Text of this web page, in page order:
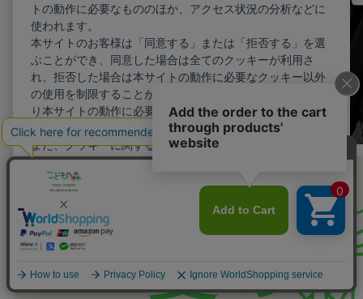
トの動作に必要なもののほか、アクセス状況の分析などに
使われます。
本サイトのお客様は「同意する」または「拒否する」を選
ぶことができ、同意した場合は全てのクッキーが利用さ
れ、拒否した場合は本サイトの動作に必要なクッキー以外
の使用を制限することができます。お客様が同意しない限
り本サイトの動作に必要最小限のクッキー以外が利用され
ることはありません。
また、クッキーに関する設定を詳細に行いたい場合はこち
らから行えます。詳細設定